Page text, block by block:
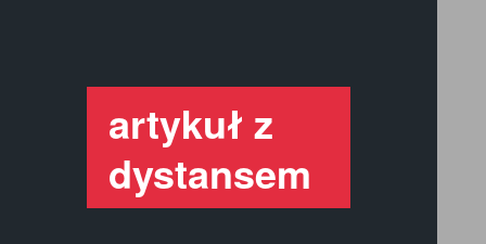
artykuł z
dystansem